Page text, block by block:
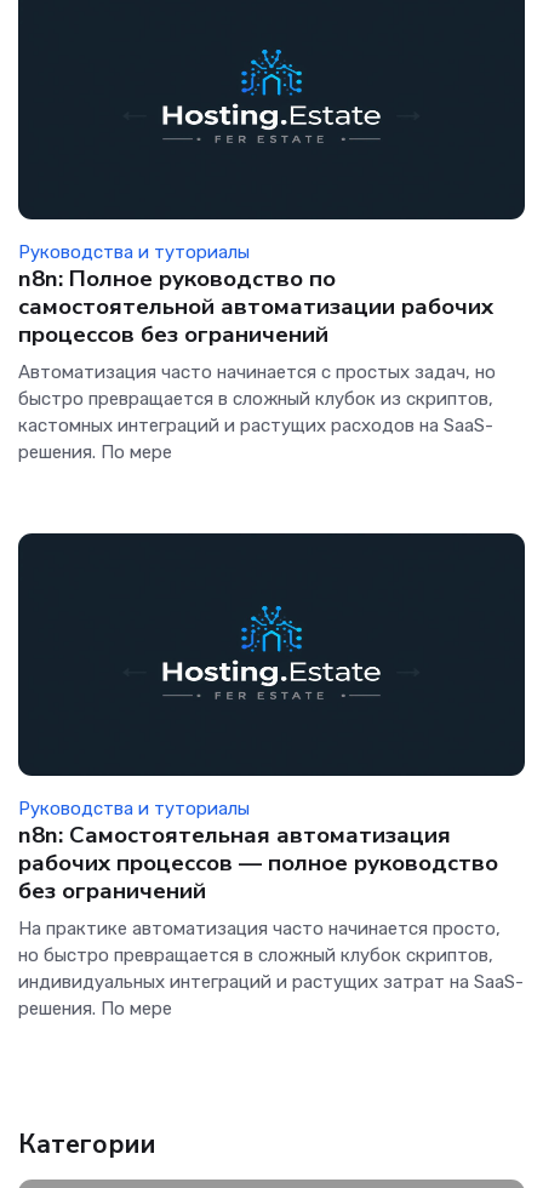
Руководства и туториалы
n8n: Полное руководство по
самостоятельной автоматизации рабочих
процессов без ограничений
Автоматизация часто начинается с простых задач, но
быстро превращается в сложный клубок из скриптов,
кастомных интеграций и растущих расходов на SaaS-
решения. По мере
Руководства и туториалы
n8n: Самостоятельная автоматизация
рабочих процессов — полное руководство
без ограничений
На практике автоматизация часто начинается просто,
но быстро превращается в сложный клубок скриптов,
индивидуальных интеграций и растущих затрат на SaaS-
решения. По мере
Категории